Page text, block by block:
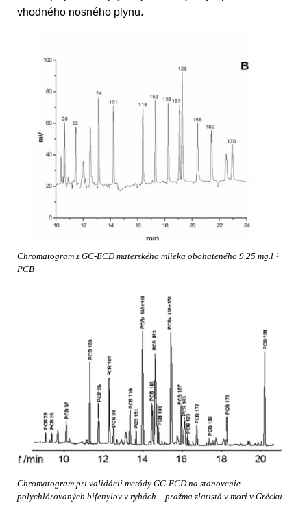
vhodného nosného plynu.
Chromatogram z GC-ECD materského mlieka obohateného 9.25 mg.l⁻¹
PCB
Chromatogram pri validácii metódy GC-ECD na stanovenie
polychlórovaných bifenylov v rybách – pražma zlatistá v mori v Grécku